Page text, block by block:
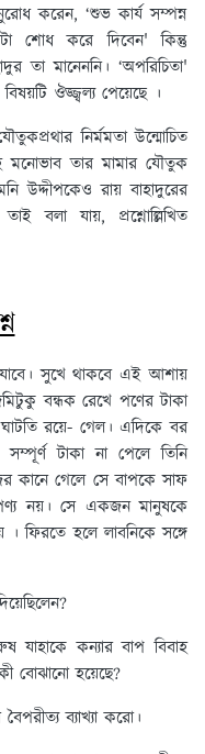
করেন, ‘শুভ কার্য সম্পন্ন
শোধ করে দিবেন' কিন্তু
তা মানেননি। ‘অপরিচিতা'
ঔজ্জ্বল্য পেয়েছে ।
নির্মমতা উন্মোচিত
মনোভাব তার মামার যৌতুক
উদ্দীপকেও রায় বাহাদুরের
বলা যায়, প্রশ্নোল্লিখিত
সুখে থাকবে এই আশায়
বন্ধক রেখে পণের টাকা
রয়ে- গেল। এদিকে বর
টাকা না পেলে তিনি
কানে গেলে সে বাপকে সাফ
নয়। সে একজন মানুষকে
ফিরতে হলে লাবনিকে সঙ্গে
যাহাকে কন্যার বাপ বিবাহ
বোঝানো হয়েছে?
ব্যাখ্যা করো।